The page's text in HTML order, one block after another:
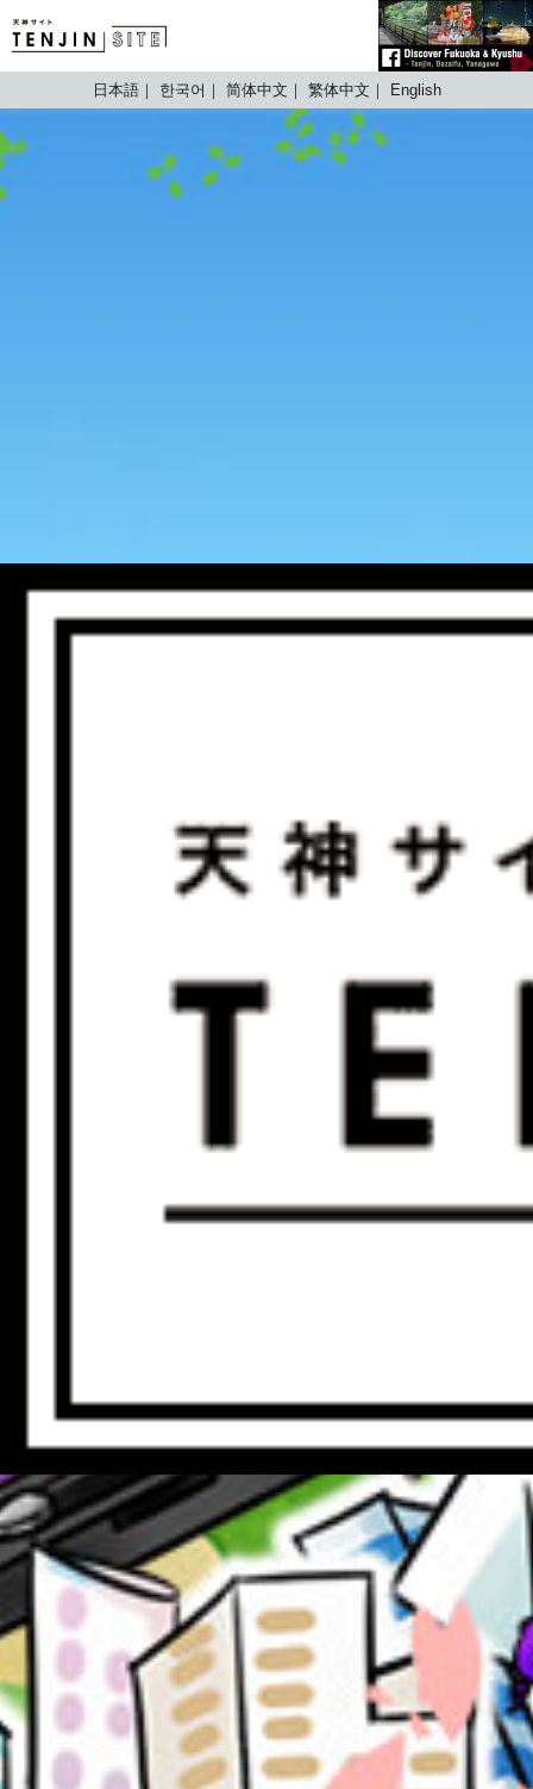
TENJIN SITE
日本語 한국어 简体中文 繁体中文 English